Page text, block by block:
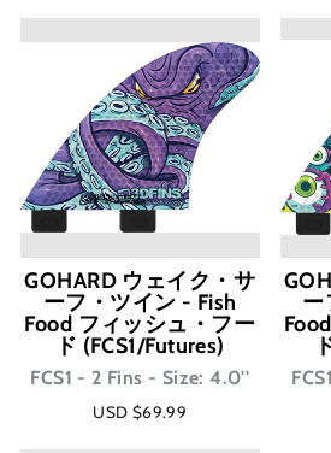
GOHARD ウェイク・サ
ーフ・ツイン - Fish
Food フィッシュ・フー
ド (FCS1/Futures)
FCS1 - 2 Fins - Size: 4.0''
USD $69.99
ー